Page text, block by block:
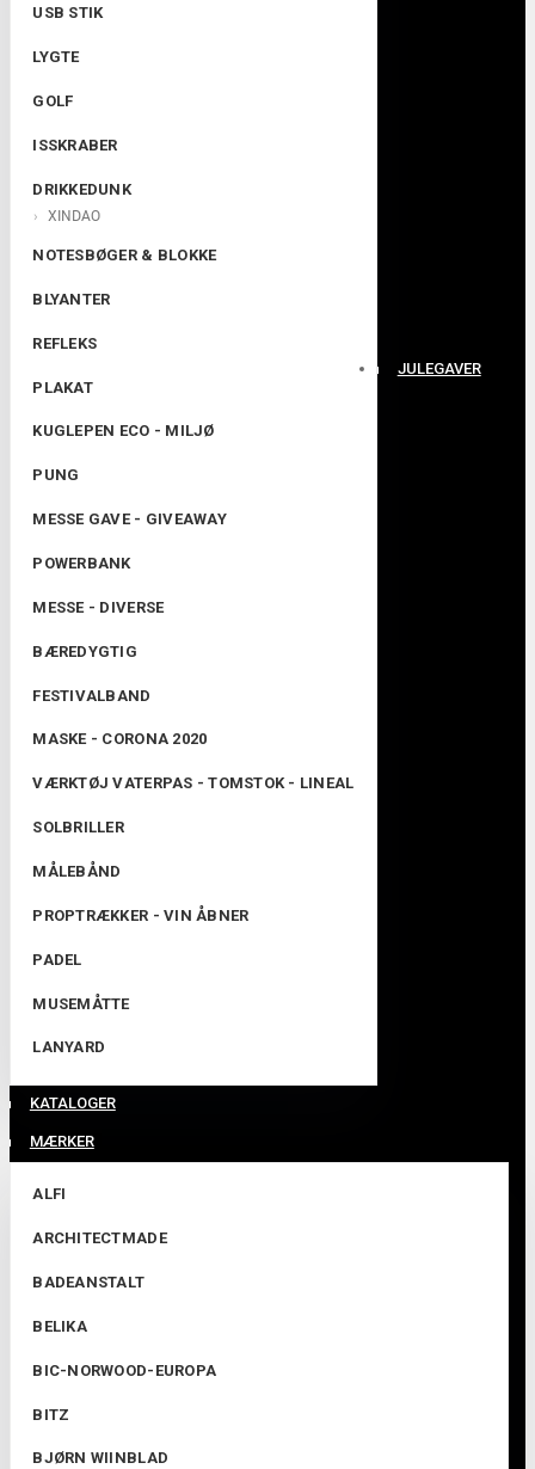
USB STIK
LYGTE
GOLF
ISSKRABER
DRIKKEDUNK
XINDAO
NOTESBØGER & BLOKKE
BLYANTER
REFLEKS
PLAKAT
KUGLEPEN ECO - MILJØ
PUNG
MESSE GAVE - GIVEAWAY
POWERBANK
MESSE - DIVERSE
BÆREDYGTIG
FESTIVALBAND
MASKE - CORONA 2020
VÆRKTØJ VATERPAS - TOMSTOK - LINEAL
SOLBRILLER
MÅLEBÅND
PROPTRÆKKER - VIN ÅBNER
PADEL
MUSEMÅTTE
LANYARD
MÆRKER
ALFI
ARCHITECTMADE
BADEANSTALT
BELIKA
BIC-NORWOOD-EUROPA
BITZ
BJØRN WIINBLAD
KATALOGER
JULEGAVER